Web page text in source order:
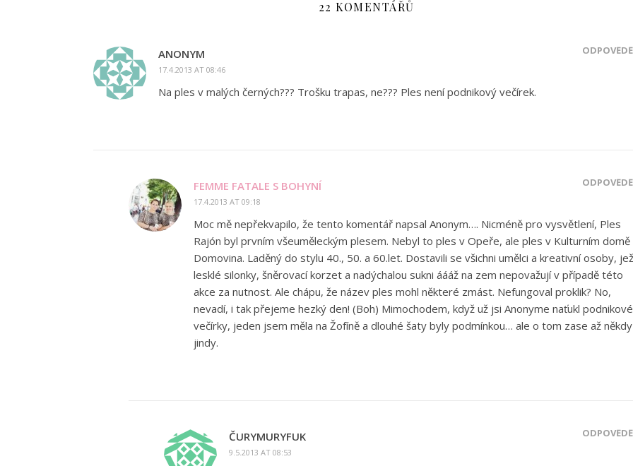
22 KOMENTÁŘŮ
ANONYM
17.4.2013 AT 08:46
Na ples v malých černých??? Trošku trapas, ne??? Ples není podnikový večírek.
FEMME FATALE S BOHYNÍ
17.4.2013 AT 09:18
Moc mě nepřekvapilo, že tento komentář napsal Anonym…. Nicméně pro vysvětlení, Ples
Rajón byl prvním všeuměleckým plesem. Nebyl to ples v Opeře, ale ples v Kulturním domě
Domovina. Laděný do stylu 40., 50. a 60.let. Dostavili se všichni umělci a kreativní osoby, jež
lesklé silonky, šněrovací korzet a nadýchalou sukni áááž na zem nepovažují v případě této
akce za nutnost. Ale chápu, že název ples mohl některé zmást. Nefungoval proklik? No,
nevadí, i tak přejeme hezký den! (Boh) Mimochodem, když už jsi Anonyme naťukl podnikové
večírky, jeden jsem měla na Žofíně a dlouhé šaty byly podmínkou… ale o tom zase až někdy
jindy.
ČURYMURYFUK
9.5.2013 AT 08:53